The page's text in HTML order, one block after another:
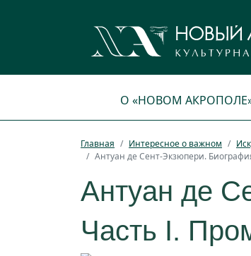
О «НОВОМ
Главная Интересное о важном
Антуан де Сент-Экзюпери.
Антуан де
Часть I.